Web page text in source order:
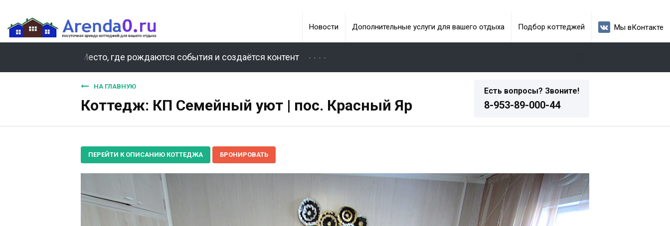
Новости Дополнительные услуги для вашего отдыха Подбор коттеджей Мы вКонтакте
Место, где рождаются события и создаётся контент
Есть вопросы? Звоните!
8-953-89-000-44
НА ГЛАВНУЮ
Коттедж: КП Семейный уют | пос. Красный Яр
ПЕРЕЙТИ К ОПИСАНИЮ КОТТЕДЖА БРОНИРОВАТЬ